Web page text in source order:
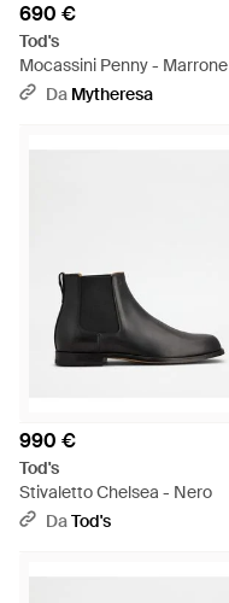
690 €
Tod's
Mocassini Penny - Marrone
Da Mytheresa
990 €
Tod's
Stivaletto Chelsea - Nero
DaTod's